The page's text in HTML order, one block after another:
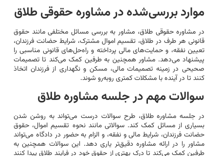
موارد بررسی‌شده در مشاوره حقوقی طلاق
در مشاوره حقوقی طلاق، مشاور به بررسی مسائل مختلفی مانند حقوق
قانونی هر طرف در طلاق، تقسیم اموال مشترک، شرایط حضانت فرزندان،
تعیین نفقه، و حمایت‌های مالی پرداخته و راه‌حل‌های قانونی مناسبی را
پیشنهاد می‌دهد. مشاور همچنین به طرفین کمک می‌کند تا تصمیمات
صحیحی در زمینه تصمیمات مالی، مسکن و نگهداری از فرزندان اتخاذ
کنند تا در آینده با مشکلات کمتری روبه‌رو شوند.
سوالات مهم در جلسه مشاوره طلاق
در جلسه مشاوره طلاق، طرح سوالات درست می‌تواند به روشن شدن
بسیاری از مسائل کمک کند. سوالاتی مانند نحوه تقسیم اموال، حقوق
حضانت فرزندان، شرایط مالی و نفقه، و الزام به حضور در دادگاه می‌تواند
مشاور را در ارائه مشاوره دقیق‌تر یاری دهد. این سوالات همچنین به
طرفین کمک می‌کند تا درک بهتری از حقوق خود در فرایند طلاق پیدا کنند